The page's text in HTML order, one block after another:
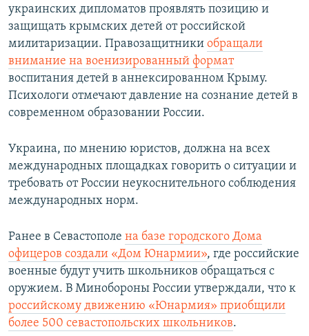
украинских дипломатов проявлять позицию и
защищать крымских детей от российской
милитаризации. Правозащитники обращали
внимание на военизированный формат
воспитания детей в аннексированном Крыму.
Психологи отмечают давление на сознание детей в
современном образовании России.
Украина, по мнению юристов, должна на всех
международных площадках говорить о ситуации и
требовать от России неукоснительного соблюдения
международных норм.
Ранее в Севастополе на базе городского Дома
офицеров создали «Дом Юнармии», где российские
военные будут учить школьников обращаться с
оружием. В Минобороны России утверждали, что к
российскому движению «Юнармия» приобщили
более 500 севастопольских школьников.